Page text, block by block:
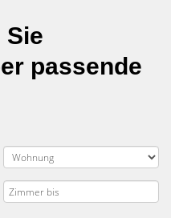
passende